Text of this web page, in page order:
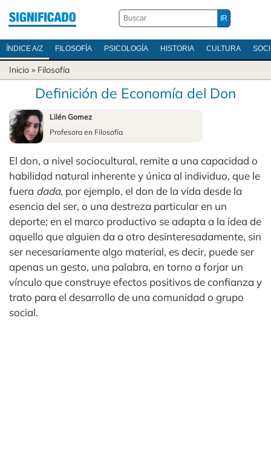
ÍNDICE A/Z FILOSOFÍA PSICOLOGÍA HISTORIA CULTURA
Inicio » Filosofía
Definición de Economía del Don
Lilén Gomez
Profesora en Filosofía
El don, a nivel sociocultural, remite a una capacidad o
habilidad natural inherente y única al individuo, que le
fuera dada, por ejemplo, el don de la vida desde la
esencia del ser, o una destreza particular en un
deporte; en el marco productivo se adapta a la idea de
aquello que alguien da a otro desinteresadamente, sin
ser necesariamente algo material, es decir, puede ser
apenas un gesto, una palabra, en torno a forjar un
vínculo que construye efectos positivos de confianza y
trato para el desarrollo de una comunidad o grupo
social.